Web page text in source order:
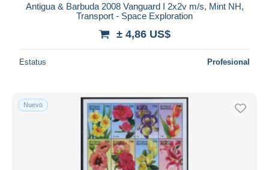
Antigua & Barbuda 2008 Vanguard I 2x2v m/s, Mint NH,
Transport - Space Exploration
± 4,86 US$
Estatus Profesional
Nuevo